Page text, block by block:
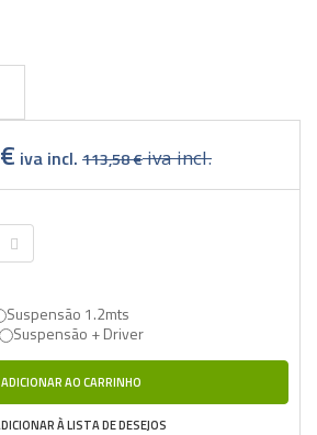
iva incl. 113,58 €iva incl.
Suspensão 1.2mts
Suspensão + Driver
ADICIONAR AO CARRINHO
À LISTA DE DESEJOS